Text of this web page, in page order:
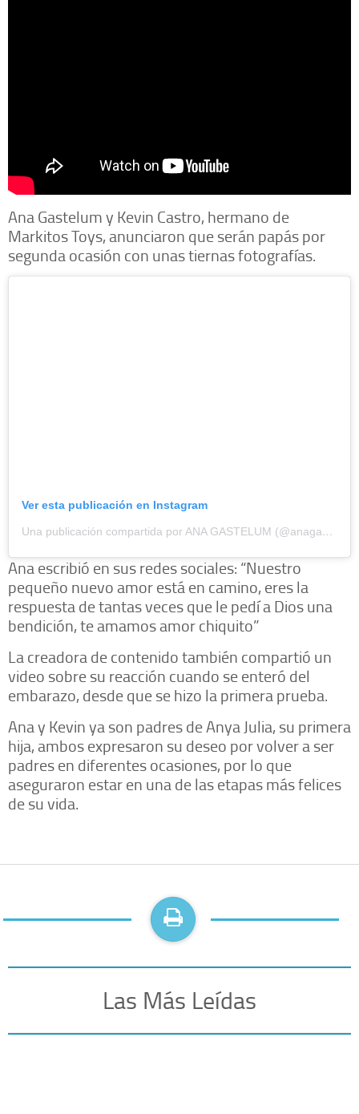
Ana Gastelum y Kevin Castro, hermano de
Markitos Toys, anunciaron que serán papás por
segunda ocasión con unas tiernas fotografías.
Ver esta publicación en Instagram
Una publicación compartida por ANA GASTELUM (@anagastelumc)
Ana escribió en sus redes sociales: “Nuestro
pequeño nuevo amor está en camino, eres la
respuesta de tantas veces que le pedí a Dios una
bendición, te amamos amor chiquito”
La creadora de contenido también compartió un
video sobre su reacción cuando se enteró del
embarazo, desde que se hizo la primera prueba.
Ana y Kevin ya son padres de Anya Julia, su primera
hija, ambos expresaron su deseo por volver a ser
padres en diferentes ocasiones, por lo que
aseguraron estar en una de las etapas más felices
de su vida.
Las Más Leídas